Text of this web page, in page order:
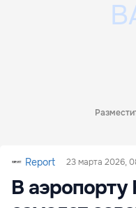
Report 23 марта 2026,
В